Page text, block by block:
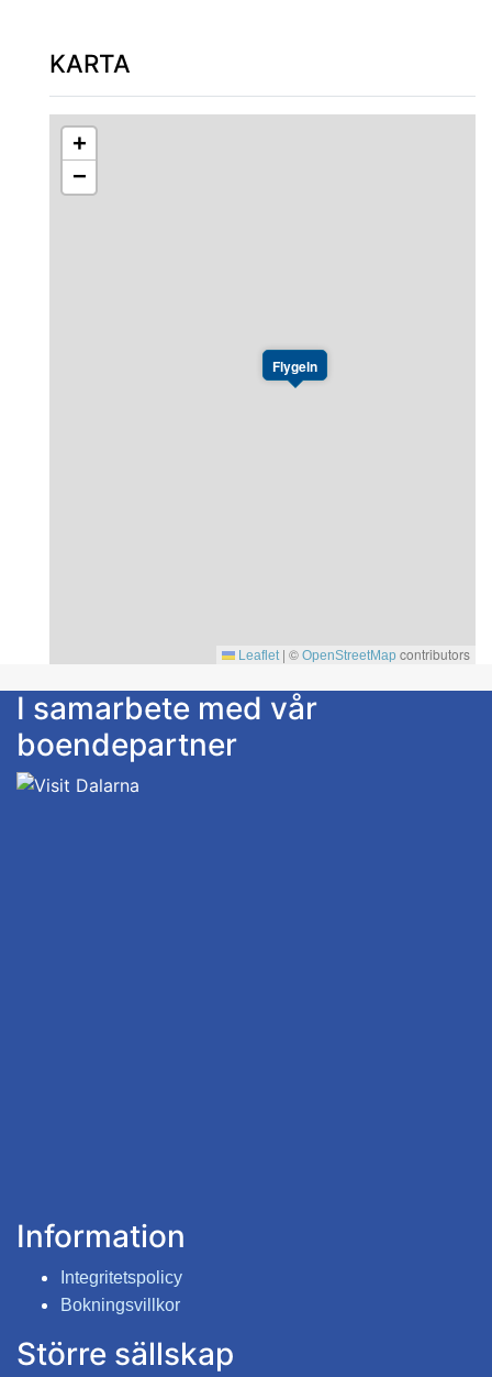
Lägenheterna ligger centralt i Leksand med närhet
till restauranger, butiker och sevärdheter. Nära
KARTA
Flygeln
+
−
Leaflet | © OpenStreetMap contributors
I samarbete med vår
boendepartner
Information
Integritetspolicy
Bokningsvillkor
Större sällskap